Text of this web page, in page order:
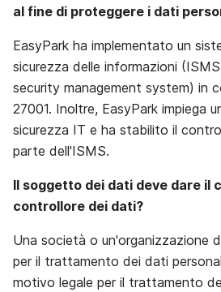
al fine di proteggere i dati
EasyPark ha implementato un
sicurezza delle informazioni
security management system) in
27001. Inoltre, EasyPark impiega
sicurezza IT e ha stabilito il
parte dell'ISMS.
Il soggetto dei dati deve dare il
controllore dei dati?
Una società o un'organizzazione
per il trattamento dei dati
motivo legale per il trattamento